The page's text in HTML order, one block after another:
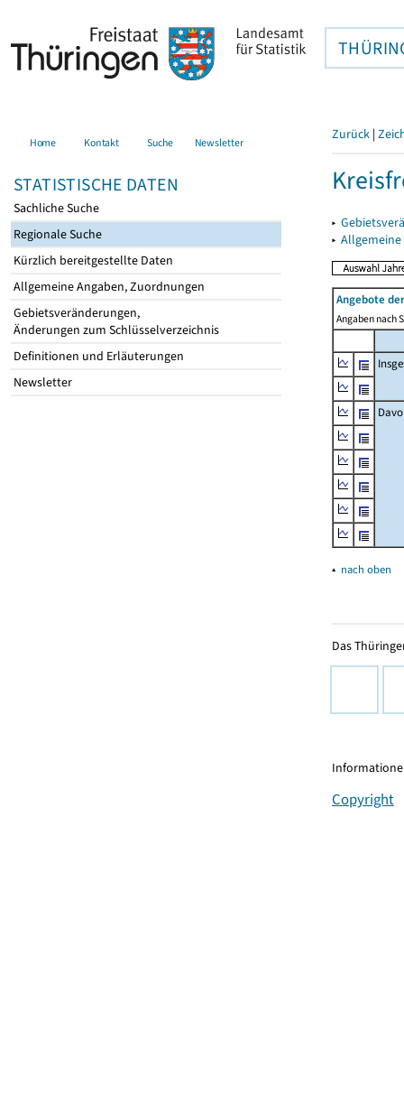
Home Kontakt Suche Newsletter
STATISTISCHE DATEN
Sachliche Suche
Regionale Suche
Kürzlich bereitgestellte Daten
Allgemeine Angaben, Zuordnungen
Gebietsveränderungen,
Änderungen zum Schlüsselverzeichnis
Definitionen und Erläuterungen
Newsletter
Zurück |
▸
▸
Angebote
Angaben nach
▴ nach oben
Das
Copyright